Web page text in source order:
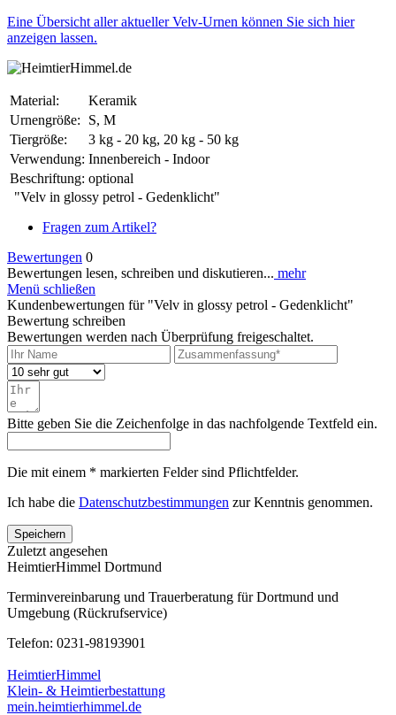
Eine Übersicht aller aktueller Velv-Urnen können Sie sich hier
anzeigen lassen.
Material:
Keramik
Urnengröße:
S, M
Tiergröße:
3 kg - 20 kg, 20 kg - 50 kg
Verwendung: Innenbereich - Indoor
Beschriftung: optional
"Velv in glossy petrol - Gedenklicht"
Fragen zum Artikel?
Bewertungen 0
Bewertungen lesen, schreiben und diskutieren... mehr
Menü schließen
Kundenbewertungen für "Velv in glossy petrol - Gedenklicht"
Bewertung schreiben
Bewertungen werden nach Überprüfung freigeschaltet.
Bitte geben Sie die Zeichenfolge in das nachfolgende Textfeld ein.
Die mit einem * markierten Felder sind Pflichtfelder.
Ich habe die Datenschutzbestimmungen zur Kenntnis genommen.
Speichern
Zuletzt angesehen
HeimtierHimmel Dortmund
Terminvereinbarung und Trauerberatung für Dortmund und
Umgebung (Rückrufservice)
Telefon: 0231-98193901
HeimtierHimmel
Klein- & Heimtierbestattung
mein.heimtierhimmel.de